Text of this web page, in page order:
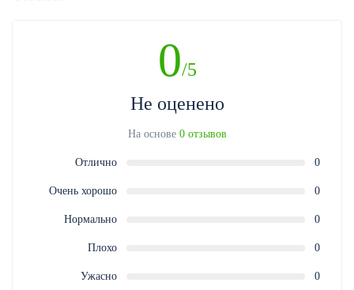
0/5
Не оценено
На основе 0 отзывов
Отлично 0
Очень хорошо 0
Нормально 0
Плохо 0
Ужасно 0